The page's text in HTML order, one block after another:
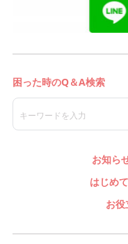
お知ら
はじめ
お役